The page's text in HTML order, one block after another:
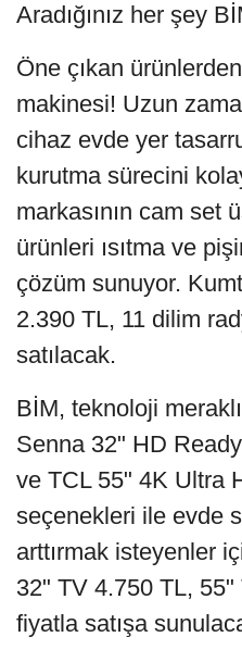
Aradığınız her şey
Öne çıkan
makinesi! Uzun
cihaz evde yer
kurutma sürecini
markasının cam set
ürünleri ısıtma ve
çözüm sunuyor.
2.390 TL, 11 dilim
satılacak.
BİM, teknoloji
Senna 32" HD
ve TCL 55" 4K Ultra
seçenekleri ile evde
arttırmak isteyenler
32" TV 4.750 TL,
fiyatla satışa